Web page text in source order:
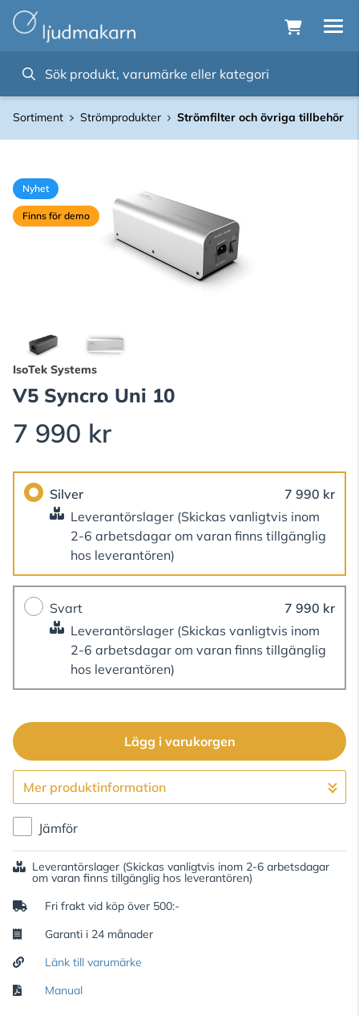
Sortiment Strömprodukter Strömfilter och övriga tillbehör
Nyhet
Finns för demo
IsoTek Systems
V5 Syncro Uni 10
7 990 kr
Silver
7 990 kr
Leverantörslager (Skickas vanligtvis inom
2-6 arbetsdagar om varan finns tillgänglig
hos leverantören)
Svart
7 990 kr
Leverantörslager (Skickas vanligtvis inom
2-6 arbetsdagar om varan finns tillgänglig
hos leverantören)
Lägg i varukorgen
Gå till kassan
Mer produktinformation
Jämför
Leverantörslager (Skickas vanligtvis inom 2-6 arbetsdagar
om varan finns tillgänglig hos leverantören)
Fri frakt vid köp över 500:-
Garanti i 24 månader
Länk till varumärke
Manual